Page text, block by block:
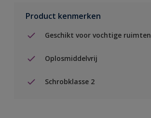
Product kenmerken
Geschikt voor vochtige ruimten
Oplosmiddelvrij
Schrobklasse 2